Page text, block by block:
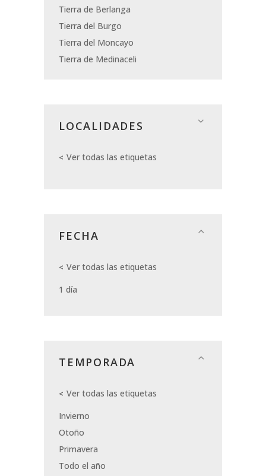
Tierra de Berlanga
Tierra del Burgo
Tierra del Moncayo
Tierra de Medinaceli
LOCALIDADES
Ver todas las etiquetas
FECHA
Ver todas las etiquetas
1 día
TEMPORADA
Ver todas las etiquetas
Invierno
Otoño
Primavera
Todo el año